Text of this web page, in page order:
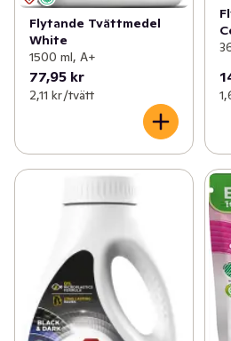
Flytande Tvättmedel
White
1500 ml, A+
77,95 kr
2,11 kr /tvätt